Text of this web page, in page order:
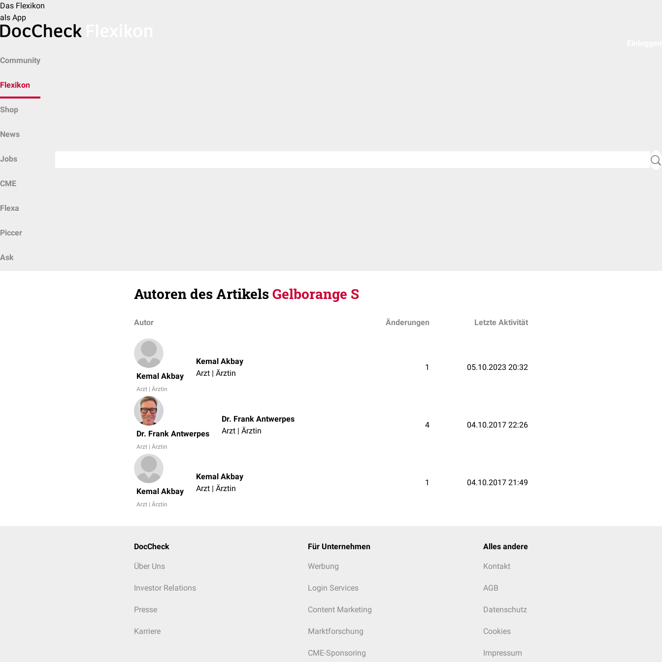
Das Flexikon
als App
Community
Flexikon
Shop
News
Jobs
CME
Flexa
Piccer
Ask
Autoren des ArtikelsGelborange S
Autor Änderungen Letzte Aktivität
Kemal Akbay
Arzt | Ärztin
Kemal Akbay
Arzt | Ärztin
1 05.10.2023 20:32
Dr. Frank Antwerpes
Arzt | Ärztin
Dr. Frank Antwerpes
Arzt | Ärztin
4 04.10.2017 22:26
Kemal Akbay
Arzt | Ärztin
Kemal Akbay
Arzt | Ärztin
1 04.10.2017 21:49
DocCheck
Über Uns
Investor Relations
Presse
Karriere
Für Unternehmen
Werbung
Login Services
Content Marketing
Marktforschung
CME-Sponsoring
Alles andere
Kontakt
AGB
Datenschutz
Cookies
Impressum